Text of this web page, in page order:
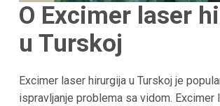
O Excimer laser
u Turskoj
Excimer laser hirurgija u Turskoj je
ispravljanje problema sa vidom.